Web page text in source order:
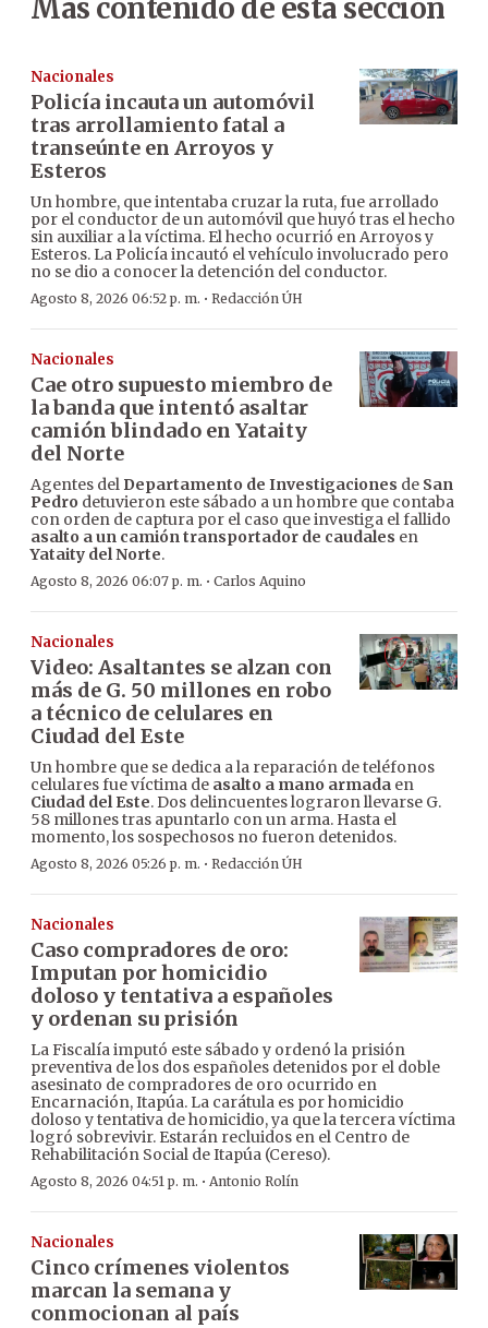
Más contenido de esta sección
Nacionales
Policía incauta un automóvil
tras arrollamiento fatal a
transeúnte en Arroyos y
Esteros
Un hombre, que intentaba cruzar la ruta, fue arrollado
por el conductor de un automóvil que huyó tras el hecho
sin auxiliar a la víctima. El hecho ocurrió en Arroyos y
Esteros. La Policía incautó el vehículo involucrado pero
no se dio a conocer la detención del conductor.
Agosto 8, 2026 06:52 p. m. · Redacción ÚH
Nacionales
Cae otro supuesto miembro de
la banda que intentó asaltar
camión blindado en Yataity
del Norte
Agentes del Departamento de Investigaciones de San
Pedro detuvieron este sábado a un hombre que contaba
con orden de captura por el caso que investiga el fallido
asalto a un camión transportador de caudales en
Yataity del Norte.
Agosto 8, 2026 06:07 p. m. · Carlos Aquino
Nacionales
Video: Asaltantes se alzan con
más de G. 50 millones en robo
a técnico de celulares en
Ciudad del Este
Un hombre que se dedica a la reparación de teléfonos
celulares fue víctima de asalto a mano armada en
Ciudad del Este. Dos delincuentes lograron llevarse G.
58 millones tras apuntarlo con un arma. Hasta el
momento, los sospechosos no fueron detenidos.
Agosto 8, 2026 05:26 p. m. · Redacción ÚH
Nacionales
Caso compradores de oro:
Imputan por homicidio
doloso y tentativa a españoles
y ordenan su prisión
La Fiscalía imputó este sábado y ordenó la prisión
preventiva de los dos españoles detenidos por el doble
asesinato de compradores de oro ocurrido en
Encarnación, Itapúa. La carátula es por homicidio
doloso y tentativa de homicidio, ya que la tercera víctima
logró sobrevivir. Estarán recluidos en el Centro de
Rehabilitación Social de Itapúa (Cereso).
Agosto 8, 2026 04:51 p. m. · Antonio Rolín
Nacionales
Cinco crímenes violentos
marcan la semana y
conmocionan al país